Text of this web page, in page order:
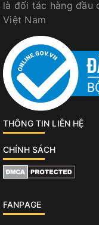
là đối tác hàng đầu
Việt Nam
THÔNG TIN LIÊN HỆ
CHÍNH SÁCH
FANPAGE